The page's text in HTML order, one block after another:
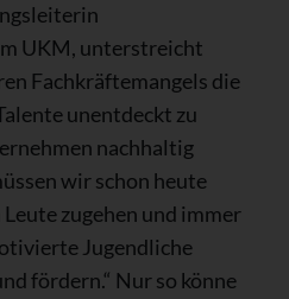
UKM, unterstreicht
Fachkräftemangels die
unentdeckt zu
nachhaltig
wir schon heute
zugehen und immer
Jugendliche
fördern.“ Nur so könne